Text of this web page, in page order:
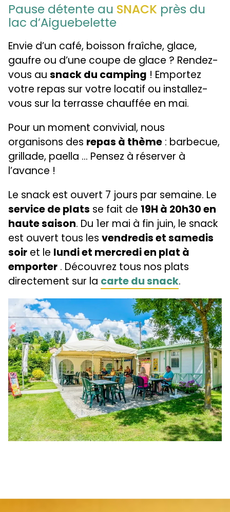
Pause détente au SNACK près du
lac d’Aiguebelette
Envie d’un café, boisson fraîche, glace,
gaufre ou d’une coupe de glace ? Rendez-
vous au snack du camping ! Emportez
votre repas sur votre locatif ou installez-
vous sur la terrasse chauffée en mai.
Pour un moment convivial, nous
organisons des repas à thème : barbecue,
grillade, paella … Pensez à réserver à
l’avance !
Le snack est ouvert 7 jours par semaine. Le
service de plats se fait de 19H à 20h30 en
haute saison. Du 1er mai à fin juin, le snack
est ouvert tous les vendredis et samedis
soir et le lundi et mercredi en plat à
emporter . Découvrez tous nos plats
directement sur la carte du snack.